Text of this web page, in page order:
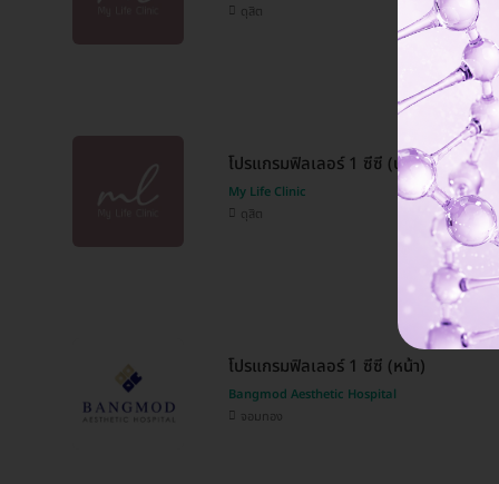
ดุสิต
โปรแกรมฟิลเลอร์ 1 ซีซี (ปาก)
My Life Clinic
ดุสิต
โปรแกรมฟิลเลอร์ 1 ซีซี (หน้า)
Bangmod Aesthetic Hospital
จอมทอง